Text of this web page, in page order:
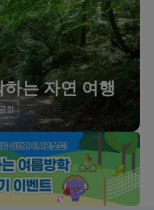
는 자연 여행
항